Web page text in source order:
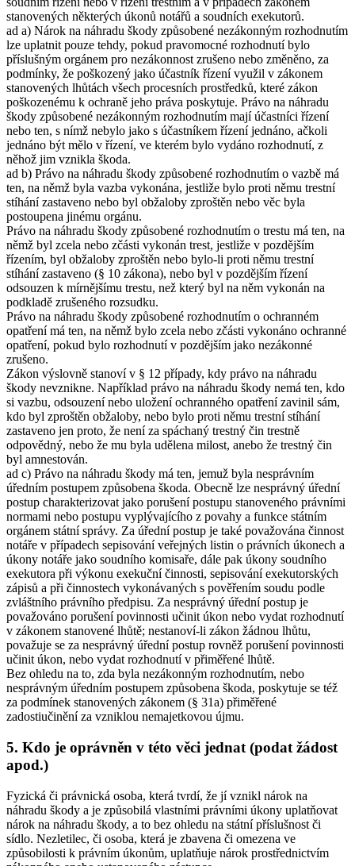
stanovených některých úkonů notářů a soudních exekutorů.
ad a) Nárok na náhradu škody způsobené nezákonným rozhodnutím
lze uplatnit pouze tehdy, pokud pravomocné rozhodnutí bylo
příslušným orgánem pro nezákonnost zrušeno nebo změněno, za
podmínky, že poškozený jako účastník řízení využil v zákonem
stanovených lhůtách všech procesních prostředků, které zákon
poškozenému k ochraně jeho práva poskytuje. Právo na náhradu
škody způsobené nezákonným rozhodnutím mají účastníci řízení
nebo ten, s nímž nebylo jako s účastníkem řízení jednáno, ačkoli
jednáno být mělo v řízení, ve kterém bylo vydáno rozhodnutí, z
něhož jim vznikla škoda.
ad b) Právo na náhradu škody způsobené rozhodnutím o vazbě má
ten, na němž byla vazba vykonána, jestliže bylo proti němu trestní
stíhání zastaveno nebo byl obžaloby zproštěn nebo věc byla
postoupena jinému orgánu.
Právo na náhradu škody způsobené rozhodnutím o trestu má ten, na
němž byl zcela nebo zčásti vykonán trest, jestliže v pozdějším
řízením, byl obžaloby zproštěn nebo bylo-li proti němu trestní
stíhání zastaveno (§ 10 zákona), nebo byl v pozdějším řízení
odsouzen k mírnějšímu trestu, než který byl na něm vykonán na
podkladě zrušeného rozsudku.
Právo na náhradu škody způsobené rozhodnutím o ochranném
opatření má ten, na němž bylo zcela nebo zčásti vykonáno ochranné
opatření, pokud bylo rozhodnutí v pozdějším jako nezákonné
zrušeno.
Zákon výslovně stanoví v § 12 případy, kdy právo na náhradu
škody nevznikne. Například právo na náhradu škody nemá ten, kdo
si vazbu, odsouzení nebo uložení ochranného opatření zavinil sám,
kdo byl zproštěn obžaloby, nebo bylo proti němu trestní stíhání
zastaveno jen proto, že není za spáchaný trestný čin trestně
odpovědný, nebo že mu byla udělena milost, anebo že trestný čin
byl amnestován.
ad c) Právo na náhradu škody má ten, jemuž byla nesprávním
úředním postupem způsobena škoda. Obecně lze nesprávný úřední
postup charakterizovat jako porušení postupu stanoveného právními
normami nebo postupu vyplývajícího z povahy a funkce státním
orgánem státní správy. Za úřední postup je také považována činnost
notáře v případech sepisování veřejných listin o právních úkonech a
úkony notáře jako soudního komisaře, dále pak úkony soudního
exekutora při výkonu exekuční činnosti, sepisování exekutorských
zápisů a při činnostech vykonávaných s pověřením soudu podle
zvláštního právního předpisu. Za nesprávný úřední postup je
považováno porušení povinnosti učinit úkon nebo vydat rozhodnutí
v zákonem stanovené lhůtě; nestanoví-li zákon žádnou lhůtu,
považuje se za nesprávný úřední postup rovněž porušení povinnosti
učinit úkon, nebo vydat rozhodnutí v přiměřené lhůtě.
Bez ohledu na to, zda byla nezákonným rozhodnutím, nebo
nesprávným úředním postupem způsobena škoda, poskytuje se též
za podmínek stanovených zákonem (§ 31a) přiměřené
zadostiučinění za vzniklou nemajetkovou újmu.
5. Kdo je oprávněn v této věci jednat (podat žádost
apod.)
Fyzická či právnická osoba, která tvrdí, že jí vznikl nárok na
náhradu škody a je způsobilá vlastními právními úkony uplatňovat
nárok na náhradu škody, a to bez ohledu na státní příslušnost či
sídlo. Nezletilec, či osoba, která je zbavena či omezena ve
způsobilosti k právním úkonům, uplatňuje nárok prostřednictvím